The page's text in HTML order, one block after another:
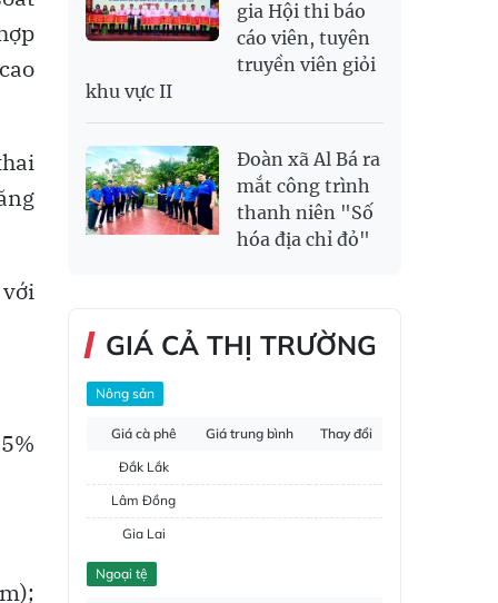
gia Hội thi báo
cáo viên, tuyên
truyền viên giỏi
khu vực II
Đoàn xã Al Bá ra
mắt công trình
thanh niên "Số
hóa địa chỉ đỏ"
GIÁ CẢ THỊ TRƯỜNG
Nông sản
Giá cà phê Giá trung bình
Thay đổi
Đắk Lắk
Lâm Đồng
Gia Lai
Đắk Nông
Ngoại tệ